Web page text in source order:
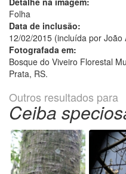
Folha
Data de inclusão:
12/02/2015 (incluída por João
Fotografada em:
Bosque do Viveiro Florestal
Prata, RS.
Outros resultados para
Ceiba